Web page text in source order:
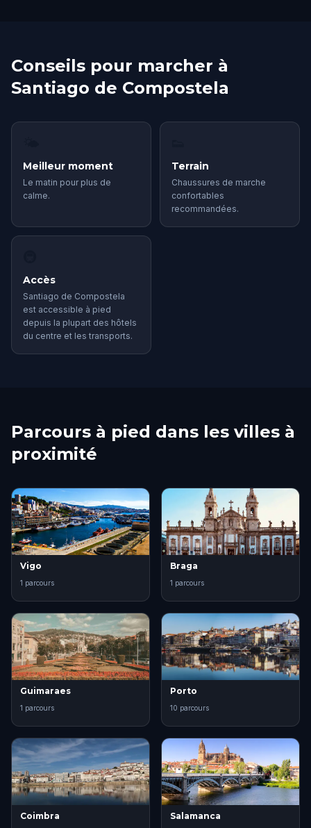
Conseils pour marcher à
Santiago de Compostela
Meilleur moment
Le matin pour plus de
calme.
Terrain
Chaussures de marche
confortables
recommandées.
Accès
Santiago de Compostela
est accessible à pied
depuis la plupart des hôtels
du centre et les transports.
Parcours à pied dans les villes à
proximité
Vigo
1 parcours
Braga
1 parcours
Guimaraes
1 parcours
Porto
10 parcours
Coimbra Salamanca